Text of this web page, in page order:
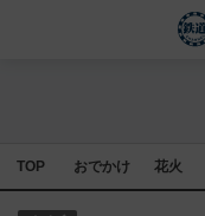
TOP おでかけ 花火